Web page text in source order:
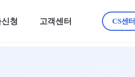
청 고객센터 CS센터